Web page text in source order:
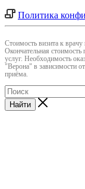
Политика
Cтоимость визита к врачу
Окончательная
услуг. Необходимость
"Верона" в зависимости
приёма.
Найти